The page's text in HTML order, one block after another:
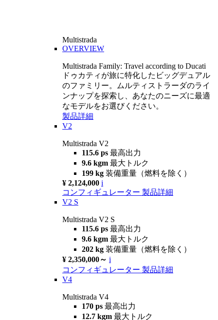
Multistrada
OVERVIEW
Multistrada Family: Travel according to Ducati
ドゥカティが旅に特化したビッグデュアル
のファミリー。ムルティストラーダのライ
ンナップを探索し、あなたのニーズに最適
なモデルをお選びください。
製品詳細
V2
Multistrada V2
115.6 ps 最高出力
9.6 kgm 最大トルク
199 kg 装備重量（燃料を除く）
¥ 2,124,000 i
コンフィギュレーター 製品詳細
V2 S
Multistrada V2 S
115.6 ps 最高出力
9.6 kgm 最大トルク
202 kg 装備重量（燃料を除く）
¥ 2,350,000～ i
コンフィギュレーター 製品詳細
V4
Multistrada V4
170 ps 最高出力
12.7 kgm 最大トルク